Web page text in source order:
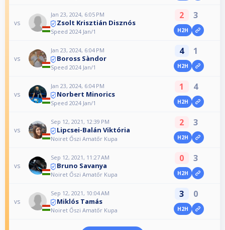
vs
Jan 23, 2024, 6:05 PM
Zsolt Krisztián Disznós
Speed 2024 Jan/1
2 3
H2H
vs
Jan 23, 2024, 6:04 PM
Boross Sàndor
Speed 2024 Jan/1
4 1
H2H
vs
Jan 23, 2024, 6:04 PM
Norbert Minorics
Speed 2024 Jan/1
1 4
H2H
vs
Sep 12, 2021, 12:39 PM
Lipcsei-Balán Viktória
Noiret Őszi Amatőr Kupa
2 3
H2H
vs
Sep 12, 2021, 11:27 AM
Bruno Savanya
Noiret Őszi Amatőr Kupa
0 3
H2H
vs
Sep 12, 2021, 10:04 AM
Miklós Tamás
Noiret Őszi Amatőr Kupa
3 0
H2H